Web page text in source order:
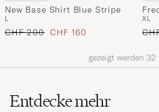
New Base Shirt Blue Stripe
L
Regulärer Preis
CHF 200 Reduzierter Preis
CHF 160
XL
gezeigt werden 32
Entdecke mehr